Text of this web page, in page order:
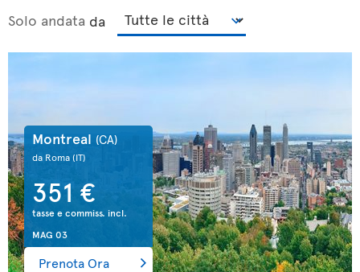
Solo andata da
Montreal (CA)
da Roma(IT)
351 €
tasse e commiss. incl.
MAG 03
Prenota Ora